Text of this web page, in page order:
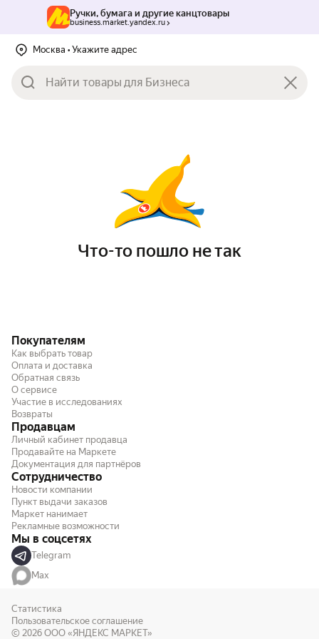
Ручки, бумага и другие канцтовары
business.market.yandex.ru
Москва • Укажите адрес
Что-то пошло не так
Покупателям
Как выбрать товар
Оплата и доставка
Обратная связь
О сервисе
Участие в исследованиях
Возвраты
Продавцам
Личный кабинет продавца
Продавайте на Маркете
Документация для партнёров
Сотрудничество
Новости компании
Пункт выдачи заказов
Маркет нанимает
Рекламные возможности
Мы в соцсетях
Telegram
Max
Статистика
Пользовательское соглашение
© 2026 ООО «ЯНДЕКС МАРКЕТ»